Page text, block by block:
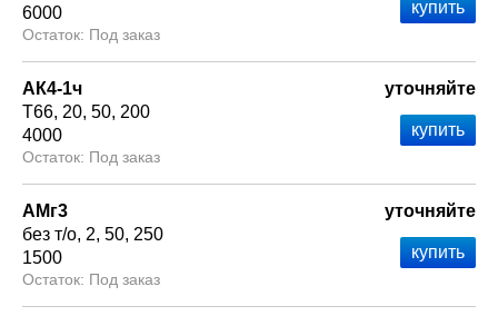
6000
Под заказ
АК4-1ч
Т66 20 50 200
4000
Под заказ
уточняйте
АМг3
без т/о 2 50 250
1500
Под заказ
уточняйте